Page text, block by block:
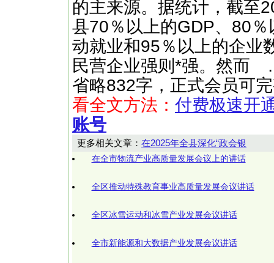
的主来源。据统计，截至
县70％以上的GDP、80
动就业和95％以上的企业
民营企业强则*强。然而
省略832字，正式会员可
看全文方法： 付费极速开
账号
更多相关文章： 在2025年全县深化“政会银
在全市物流产业高质量发展会议上的讲话
全区推动特殊教育事业高质量发展会议讲话
全区冰雪运动和冰雪产业发展会议讲话
全市新能源和大数据产业发展会议讲话